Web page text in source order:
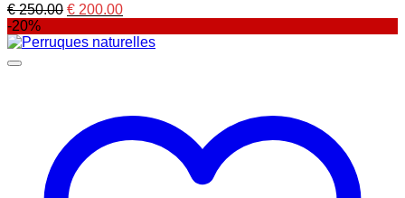
€250.00 Le
initial
€ 200.00Le
actuel
-20%